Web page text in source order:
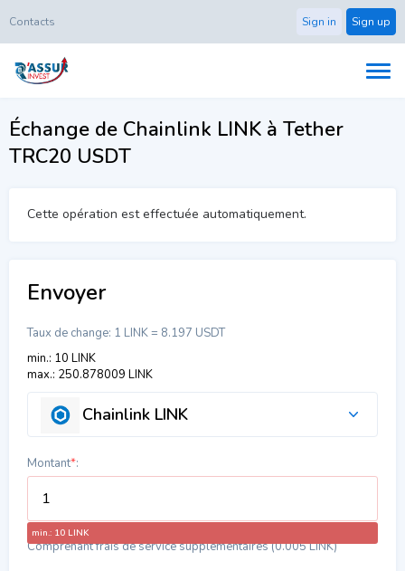
Contacts Sign up
Sign in
Échange de Chainlink LINK à Tether
TRC20 USDT
Cette opération est effectuée automatiquement.
Envoyer
Taux de change: 1 LINK = 8.197 USDT
min.: 10 LINK
max.: 250.878009 LINK
Chainlink LINK
Montant*:
min.: 10 LINK
Comprenant frais de service supplémentaires (0.005 LINK)